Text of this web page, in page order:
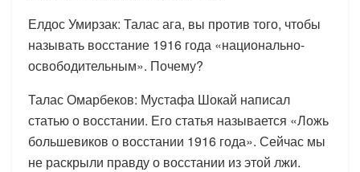
Елдос Умирзак: Талас ага, вы против того, чтобы
называть восстание 1916 года «национально-
освободительным». Почему?
Талас Омарбеков: Мустафа Шокай написал
статью о восстании. Его статья называется «Ложь
большевиков о восстании 1916 года». Сейчас мы
не раскрыли правду о восстании из этой лжи.